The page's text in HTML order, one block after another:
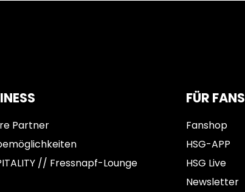
Partner
// Fressnapf-Lounge
FÜR FANS
Fanshop
HSG-APP
HSG Live
Newsletter